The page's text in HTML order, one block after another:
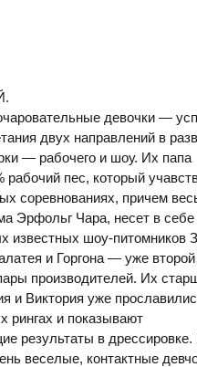
девочки —
двух направлений в
— рабочего и шоу. Их папа
пес, который
соревнованиях, причем
Эрфольг Чара, несет в себе
известных шоу-питомников
и Горгона — уже
производителей. Их
и Виктория уже
рингах и показывают
результаты в дрессировке.
веселые, контактные